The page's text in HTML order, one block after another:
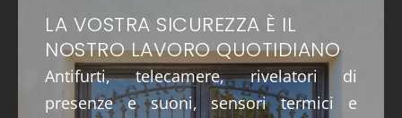
LA VOSTRA SICUREZZA È IL
NOSTRO LAVORO QUOTIDIANO
Antifurti, telecamere, rivelatori di
presenze e suoni, sensori termici e